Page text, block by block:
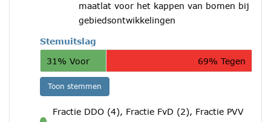
maatlat voor het kappen van bomen bij
gebiedsontwikkelingen
Stemuitslag
31% Voor
69% Tegen
Toon stemmen
Fractie DDO (4), Fractie FvD (2), Fractie PVV